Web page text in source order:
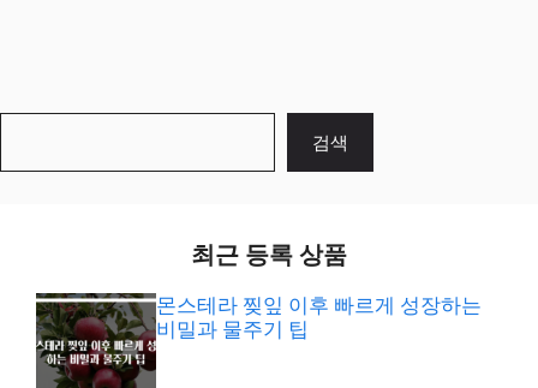
검색
최근 등록 상품
몬스테라 찢잎 이후 빠르게 성장하는
비밀과 물주기 팁